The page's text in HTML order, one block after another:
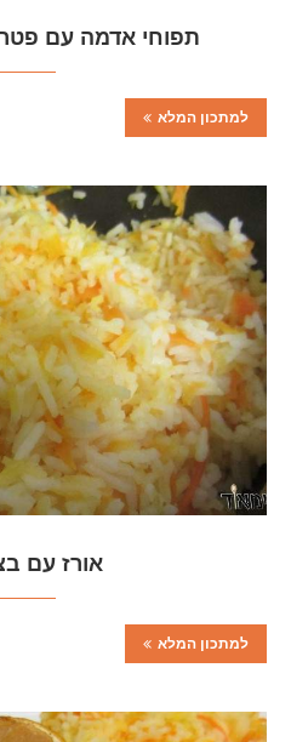
תפוחי אדמה עם
למתכון המלא
אורז עם
למתכון המלא